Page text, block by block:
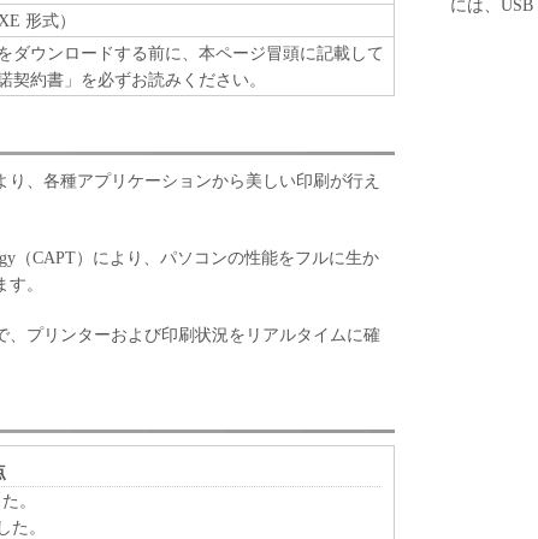
ものではありません。
、販売、頒布、リースもしくは貸与その他の方
ェア」を使用させることはできません。
スエンジニアリング等することはできません。
せてはなりません。
します。
しもしくは削除してはなりません。
ヤノンの子会社、キヤノンの関連会社、それら
れも、「本ソフトウェア」に関して、商品性お
を含め、いかなる保証も、明示たると黙示たる
ます。
ンサー、キヤノンの子会社、キヤノンの関連会
形式）
ダウンロードする前に、本ページ冒頭に記載して
契約書」を必ずお読みください。
、各種アプリケーションから美しい印刷が行え
（CAPT）により、パソコンの性能をフルに生か
。
、プリンターおよび印刷状況をリアルタイムに確
。
た。
には、USB